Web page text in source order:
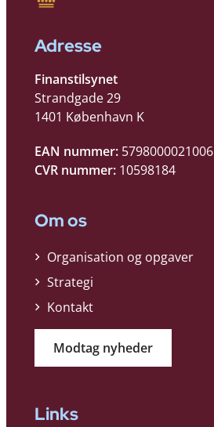
Adresse
Finanstilsynet
Strandgade 29
1401 København K
EAN nummer: 5798000021006
CVR nummer: 10598184
Om os
Organisation og opgaver
Strategi
Kontakt
Modtag nyheder
Links